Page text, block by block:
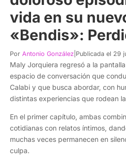
vida en su
«Bendis»:
Por Antonio González Publicada el 29
Maly Jorquiera regresó a la
espacio de conversación que
Calabi y que busca abordar, con
distintas experiencias que rodean
En el primer capítulo, ambas
cotidianas con relatos íntimos,
muchas veces permanecen en
culpa.